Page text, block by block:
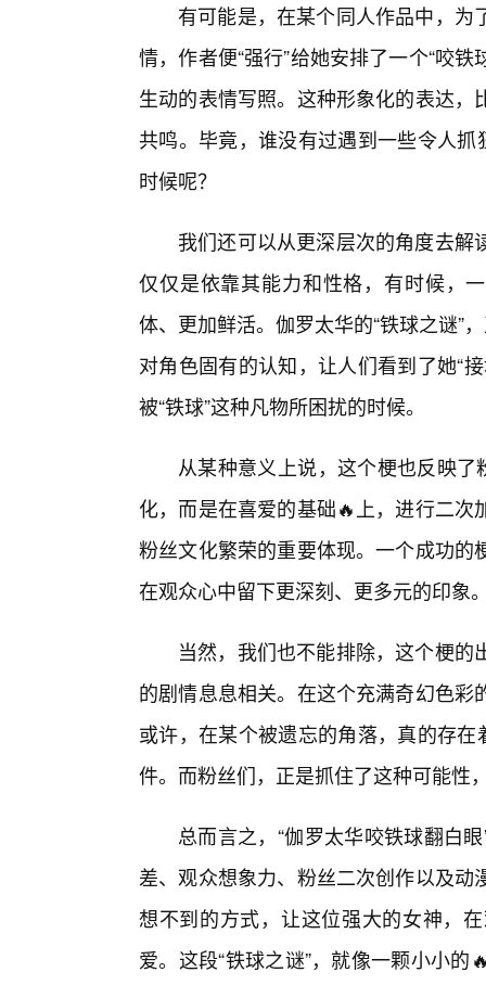
有可能是，在某个同人作品中，
情，作者便“强行”给她安排了一个“咬
生动的表情写照。这种形象化的表达
共鸣。毕竟，谁没有过遇到一些令人
时候呢？
我们还可以从更深层次的角度去
仅仅是依靠其能力和性格，有时候，
体、更加鲜活。伽罗太华的“铁球之谜”
对角色固有的认知，让人们看到了她“
被“铁球”这种凡物所困扰的时候。
从某种意义上说，这个梗也反映了
化，而是在喜爱的基础🔥上，进行二
粉丝文化繁荣的重要体现。一个成功
在观众心中留下更深刻、更多元的印象
当然，我们也不能排除，这个梗
的剧情息息相关。在这个充满奇幻色
或许，在某个被遗忘的角落，真的存
件。而粉丝们，正是抓住了这种可能性
总而言之，“伽罗太华咬铁球翻白
差、观众想象力、粉丝二次创作以及
想不到的方式，让这位强大的女神，
爱。这段“铁球之谜”，就像一颗小小